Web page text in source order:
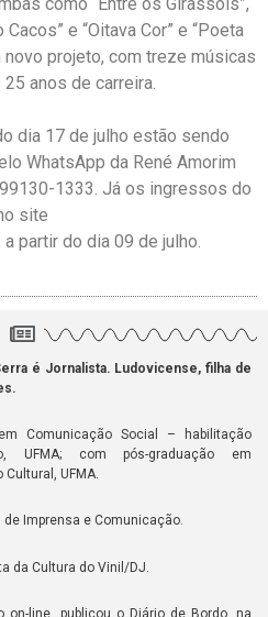
e “Oitava Cor” e “Poeta
novo projeto, com treze músicas
anos de carreira.
dia 17 de julho estão sendo
WhatsApp da René Amorim
1333. Já os ingressos do
site
partir do dia 09 de julho.
é Jornalista. Ludovicense, filha de
Comunicação Social – habilitação
UFMA; com pós-graduação em
UFMA.
Imprensa e Comunicação.
da Cultura do Vinil/DJ.
line, publicou o Diário de Bordo, na